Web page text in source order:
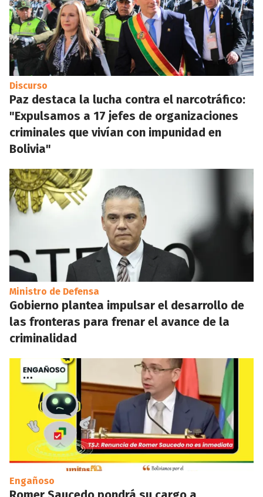
Discurso
Paz destaca la lucha contra el narcotráfico:
"Expulsamos a 17 jefes de organizaciones
criminales que vivían con impunidad en
Bolivia"
Ministro de Defensa
Gobierno plantea impulsar el desarrollo de
las fronteras para frenar el avance de la
criminalidad
Engañoso